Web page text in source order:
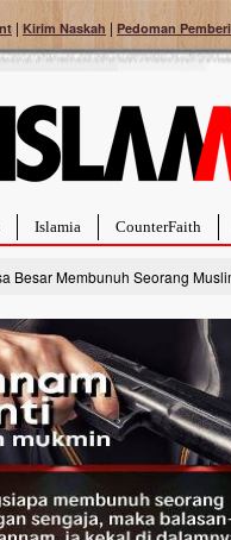
| Kirim Naskah | Pedoman
Islamia CounterFaith
Besar Membunuh Seorang
Naura, Balita Hebat
Pembuluh Darah
Naura Salsabila dipenuhi
yang sangat berat. Meskipun
sepuluh bulan, bayi yang imut
penyakit yang dahsyat,
darah berukuran...